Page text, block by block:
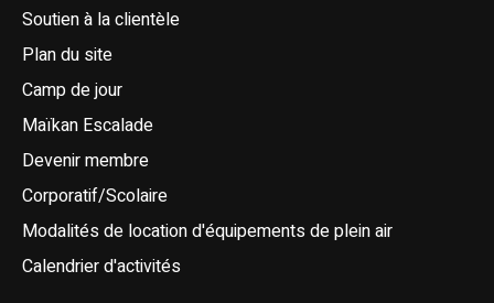
Soutien à la clientèle
Plan du site
Camp de jour
Maïkan Escalade
Devenir membre
Corporatif/Scolaire
Modalités de location d'équipements de plein air
Calendrier d'activités